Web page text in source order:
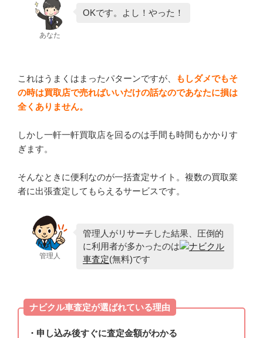
あなた
OKです。よし！やった！
これはうまくはまったパターンですが、
もしダメでもそ
の時は買取店で売ればいいだけの話なのであなたに損は
全くありません。
しかし一軒一軒買取店を回るのは手間も時間もかかりす
ぎます。
そんなときに便利なのが一括査定サイト。複数の買取業
者に出張査定してもらえるサービスです。
管理人
管理人がリサーチした結果、圧倒的
に利用者が多かったのは
ナビクル
車査定(無料)です
ナビクル車査定が選ばれている理由
・申し込み後すぐに査定金額がわかる